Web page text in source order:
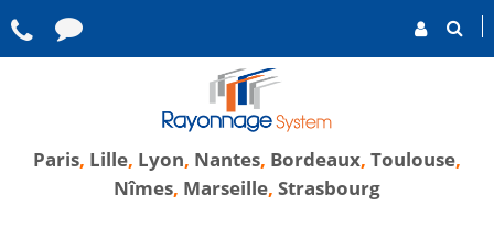
Paris, Lille, Lyon, Nantes, Bordeaux, Toulouse,
Nîmes, Marseille, Strasbourg